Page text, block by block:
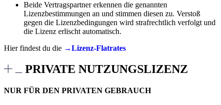
Beide Vertragspartner erkennen die genannten
Lizenzbestimmungen an und stimmen diesen zu. Verstoß
gegen die Lizenzbedingungen wird strafrechtlich verfolgt und
die Lizenz erlischt automatisch.
Hier findest du die →Lizenz-Flatrates
PRIVATE NUTZUNGSLIZENZ
NUR FÜR DEN PRIVATEN GEBRAUCH